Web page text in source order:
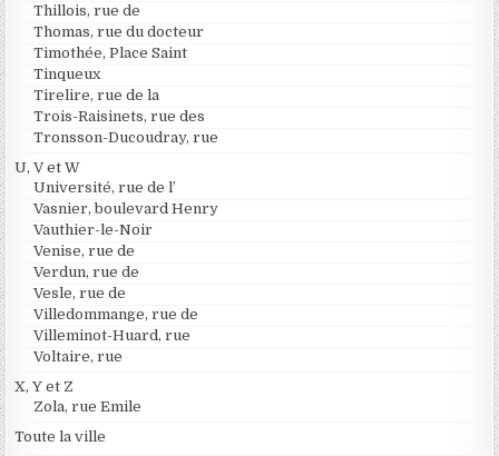
Thillois, rue de
Thomas, rue du docteur
Timothée, Place Saint
Tinqueux
Tirelire, rue de la
Trois-Raisinets, rue des
Tronsson-Ducoudray, rue
U, V et W
Université, rue de l’
Vasnier, boulevard Henry
Vauthier-le-Noir
Venise, rue de
Verdun, rue de
Vesle, rue de
Villedommange, rue de
Villeminot-Huard, rue
Voltaire, rue
X, Y et Z
Zola, rue Emile
Toute la ville